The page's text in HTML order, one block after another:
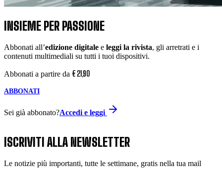
INSIEME PER PASSIONE
Abbonati all’edizione digitale e leggi la rivista, gli arretrati e i
contenuti multimediali su tutti i tuoi dispositivi.
Abbonati a partire da € 21,90
ABBONATI
Sei già abbonato?Accedi e leggi
ISCRIVITI ALLA NEWSLETTER
Le notizie più importanti, tutte le settimane, gratis nella tua mail